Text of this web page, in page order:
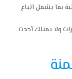
بما يشمل اتباع
ولا يمتلك أحدث